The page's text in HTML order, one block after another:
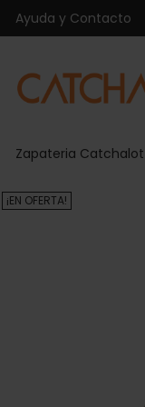
Ayuda y Contacto
Zapateria Catchalot
¡EN OFERTA!